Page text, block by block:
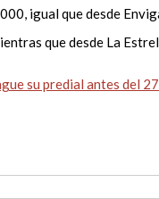
igual que desde
que desde La
su predial antes del